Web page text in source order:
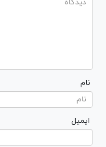
نام
ایمیل